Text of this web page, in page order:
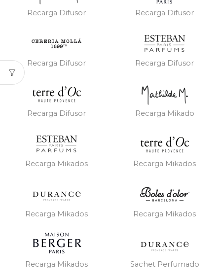
Recarga Difusor Recarga Difusor
Recarga Difusor Recarga Difusor
Recarga Difusor Recarga Mikado
Recarga Mikados Recarga Mikados
Recarga Mikados Recarga Mikados
Recarga Mikados Sachet Perfumado